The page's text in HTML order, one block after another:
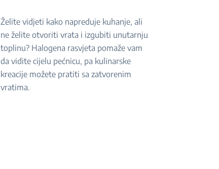
Želite vidjeti kako napreduje kuhanje, ali
ne želite otvoriti vrata i izgubiti unutarnju
toplinu? Halogena rasvjeta pomaže vam
da vidite cijelu pećnicu, pa kulinarske
kreacije možete pratiti sa zatvorenim
vratima.